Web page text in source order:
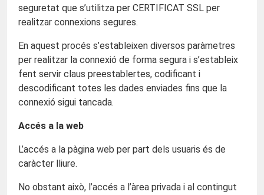
seguretat que s’utilitza per CERTIFICAT SSL per
realitzar connexions segures.
En aquest procés s’estableixen diversos paràmetres
per realitzar la connexió de forma segura i s’estableix
fent servir claus preestablertes, codificant i
descodificant totes les dades enviades fins que la
connexió sigui tancada.
Accés a la web
L’accés a la pàgina web per part dels usuaris és de
caràcter lliure.
No obstant això, l’accés a l’àrea privada i al contingut